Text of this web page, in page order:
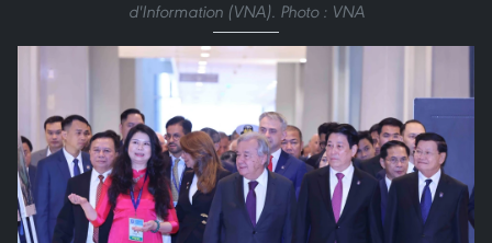
d'Information (VNA). Photo : VNA